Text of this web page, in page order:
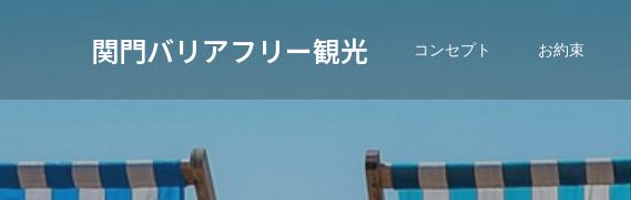
関門バリアフリー観光 コンセプト お約束